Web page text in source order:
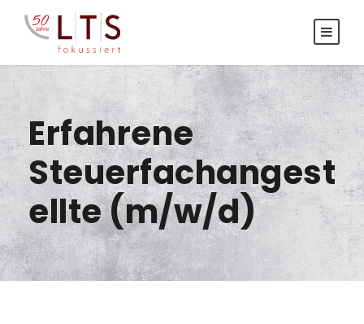
Erfahrene
Steuerfachangest
ellte (m/w/d)